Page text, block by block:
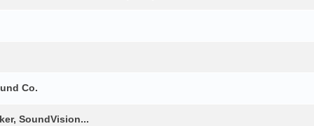
Co.
SoundVision...